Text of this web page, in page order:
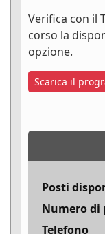
Verifica con il
corso la
opzione.
Scarica il
Posti
Numero di
Telefono